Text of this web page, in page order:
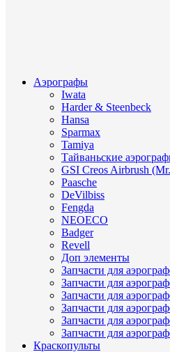
Аэрографы
Iwata
Harder & Steenbeck
Hansa
Sparmax
Tamiya
Тайваньские
GSI Creos Airbrush
Paasche
DeVilbiss
Fengda
NEOECO
Badger
Revell
Доп элементы
Запчасти для
Запчасти для
Запчасти для
Запчасти для
Запчасти для
Запчасти для
Краскопульты